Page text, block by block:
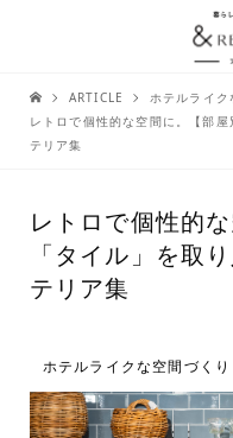
ARTICLE ホテルライク
レトロで個性的な空間に。【部
テリア集
レトロで個性的
「タイル」を取
テリア集
ホテルライクな空間づくり